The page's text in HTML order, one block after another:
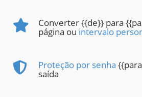
Converter {{de}} para
página ou intervalo
Proteção por senha
saída